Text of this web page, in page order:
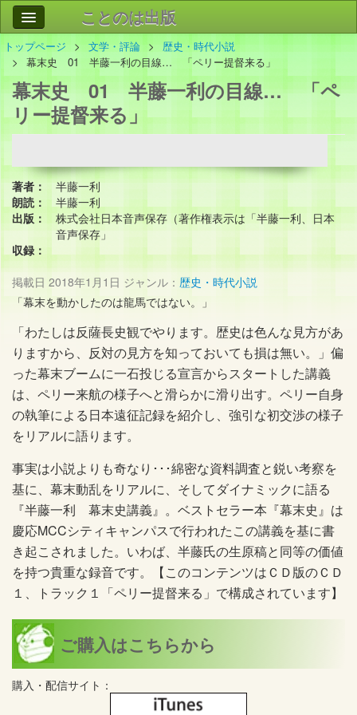
ことのは出版
作品
事業案内
会社情報
お問い合わせ
トップページ 文学・評論
歴史・時代小説
幕末史 01 半藤一利の目線… 「ペリー提督来る」
幕末史 01 半藤一利の目線… 「ペ
リー提督来る」
著者：
半藤一利
朗読：
半藤一利
出版：
株式会社日本音声保存（著作権表示は「半藤一利、日本
音声保存」
収録：
掲載日 2018年1月1日 ジャンル： 歴史・時代小説
「幕末を動かしたのは龍馬ではない。」
「わたしは反薩長史観でやります。歴史は色んな見方があ
りますから、反対の見方を知っておいても損は無い。」偏
った幕末ブームに一石投じる宣言からスタートした講義
は、ペリー来航の様子へと滑らかに滑り出す。ペリー自身
の執筆による日本遠征記録を紹介し、強引な初交渉の様子
をリアルに語ります。
事実は小説よりも奇なり･･･綿密な資料調査と鋭い考察を
基に、幕末動乱をリアルに、そしてダイナミックに語る
『半藤一利 幕末史講義』。ベストセラー本『幕末史』は
慶応MCCシティキャンパスで行われたこの講義を基に書
き起こされました。いわば、半藤氏の生原稿と同等の価値
を持つ貴重な録音です。【このコンテンツはＣＤ版のＣＤ
１、トラック１「ペリー提督来る」で構成されています】
ご購入はこちらから
購入・配信サイト：